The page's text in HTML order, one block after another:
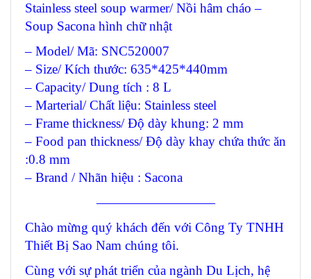
Stainless steel soup warmer/ Nồi hâm cháo –
Soup Sacona hình chữ nhật
– Model/ Mã: SNC520007
– Size/ Kích thước: 635*425*440mm
– Capacity/ Dung tích : 8 L
– Marterial/ Chất liệu: Stainless steel
– Frame thickness/ Độ dày khung: 2 mm
– Food pan thickness/ Độ dày khay chứa thức ăn
:0.8 mm
– Brand / Nhãn hiệu : Sacona
—————————
Chào mừng quý khách đến với Công Ty TNHH
Thiết Bị Sao Nam chúng tôi.
Cùng với sự phát triển của ngành Du Lịch, hệ